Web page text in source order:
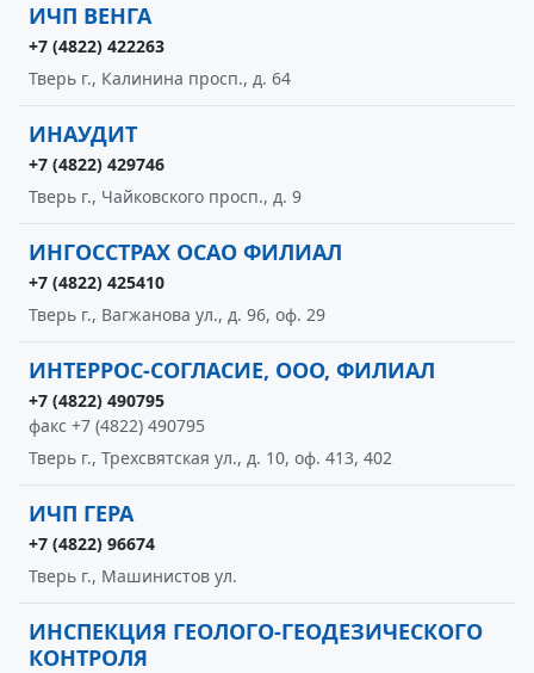
ИЧП ВЕНГА
+7 (4822) 422263
Тверь г., Калинина просп., д. 64
ИНАУДИТ
+7 (4822) 429746
Тверь г., Чайковского просп., д. 9
ИНГОССТРАХ ОСАО ФИЛИАЛ
+7 (4822) 425410
Тверь г., Вагжанова ул., д. 96, оф. 29
ИНТЕРРОС-СОГЛАСИЕ, ООО, ФИЛИАЛ
+7 (4822) 490795
факс +7 (4822) 490795
Тверь г., Трехсвятская ул., д. 10, оф. 413, 402
ИЧП ГЕРА
+7 (4822) 96674
Тверь г., Машинистов ул.
ИНСПЕКЦИЯ ГЕОЛОГО-ГЕОДЕЗИЧЕСКОГО
КОНТРОЛЯ